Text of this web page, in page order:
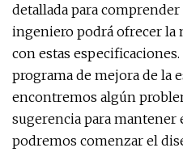
detallada para
ingeniero podrá ofrecer la
con estas
programa de mejora de la
encontremos algún
sugerencia para mantener
podremos comenzar el